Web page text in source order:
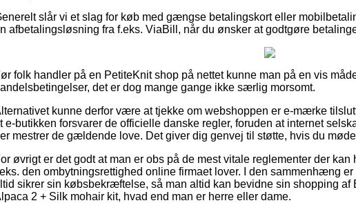
slår vi et slag for køb med gængse betalingskort eller
afbetalingsløsning fra f.eks. ViaBill, når du ønsker at godtgøre
folk handler på en PetiteKnit shop på nettet kunne man på en vis
det er dog mange gange ikke særlig morsomt.
kunne derfor være at tjekke om webshoppen er e-mærke
e-butikken forsvarer de officielle danske regler, foruden at internet
mestrer de gældende love. Det giver dig genvej til støtte, hvis du
øvrigt er det godt at man er obs på de mest vitale reglementer der
den ombytningsrettighed online firmaet lover. I den sammenhæng
sikrer sin købsbekræftelse, så man altid kan bevidne sin shopping af
2 + Silk mohair kit, hvad end man er herre eller dame.